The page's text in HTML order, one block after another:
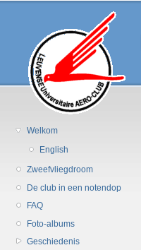
Welkom
English
Zweefvliegdroom
De club in een notendop
FAQ
Foto-albums
Geschiedenis